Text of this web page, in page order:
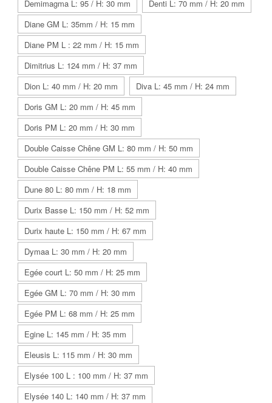
Demimagma L: 95 / H: 30 mm
Denti L: 70 mm / H: 20 mm
Diane GM L: 35mm / H: 15 mm
Diane PM L : 22 mm / H: 15 mm
Dimitrius L: 124 mm / H: 37 mm
Dion L: 40 mm / H: 20 mm
Diva L: 45 mm / H: 24 mm
Doris GM L: 20 mm / H: 45 mm
Doris PM L: 20 mm / H: 30 mm
Double Caisse Chêne GM L: 80 mm / H: 50 mm
Double Caisse Chêne PM L: 55 mm / H: 40 mm
Dune 80 L: 80 mm / H: 18 mm
Durix Basse L: 150 mm / H: 52 mm
Durix haute L: 150 mm / H: 67 mm
Dymaa L: 30 mm / H: 20 mm
Egée court L: 50 mm / H: 25 mm
Egée GM L: 70 mm / H: 30 mm
Egée PM L: 68 mm / H: 25 mm
Egine L: 145 mm / H: 35 mm
Eleusis L: 115 mm / H: 30 mm
Elysée 100 L : 100 mm / H: 37 mm
Elysée 140 L: 140 mm / H: 37 mm